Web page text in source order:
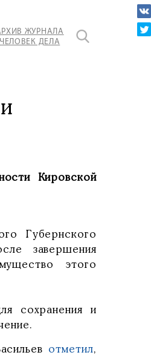
ЖУРНАЛА
ЧЕЛОВЕК ДЕЛА
Кировской
Губернского
завершения
этого
сохранения и
отметил,